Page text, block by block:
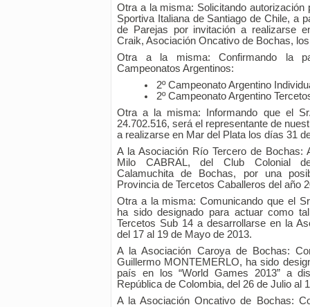
Otra a la misma: Solicitando autorización
Sportiva Italiana de Santiago de Chile, a
de Parejas por invitación a realizarse
Craik, Asociación Oncativo de Bochas,
Otra a la misma: Confirmando la
Campeonatos Argentinos:
2º Campeonato Argentino
2º Campeonato Argentino
Otra a la misma: Informando que el
24.702.516, será el representante de
a realizarse en Mar del Plata los días 31
A la Asociación Río Tercero de Bochas:
Milo CABRAL, del Club Colonial
Calamuchita de Bochas, por una
Provincia de Tercetos Caballeros del año
Otra a la misma: Comunicando que el
ha sido designado para actuar como
Tercetos Sub 14 a desarrollarse en la
del 17 al 19 de Mayo de 2013.
A la Asociación Caroya de Bochas:
Guillermo MONTEMERLO, ha sido
país en los “World Games 2013” a
República de Colombia, del 26 de Julio al
A la Asociación Oncativo de Bochas: